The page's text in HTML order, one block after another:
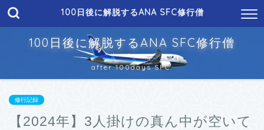
100日後に解脱するANA SFC修行僧
100日後に解脱するANA SFC修行僧
after 100days SFC.
修行記録
【2024年】3人掛けの真ん中が空いて